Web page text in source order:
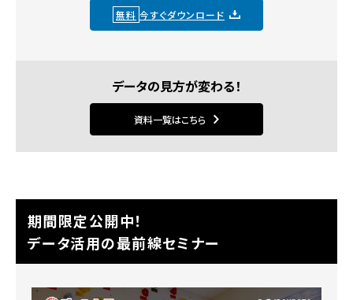
無料 今すぐダウンロード
データの見方が変わる！
資料一覧はこちら
期間限定公開中！
データ活用の最前線セミナー